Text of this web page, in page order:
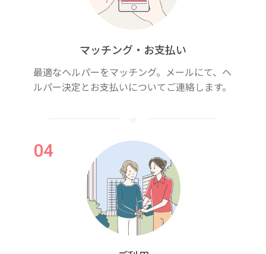
マッチング・お支払い
最適なヘルパーをマッチング。メールにて、ヘ
ルパー決定とお支払いについてご連絡します。